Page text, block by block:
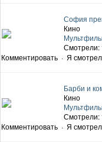
София
Кино
Смотрели:
Комментировать · Я смотрел
Барби и
Кино
Смотрели:
Комментировать · Я смотрел